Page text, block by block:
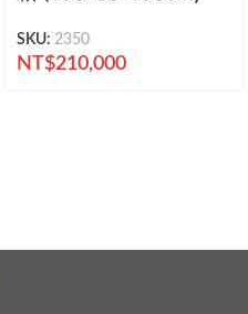
SKU: 2350
NT$210,000